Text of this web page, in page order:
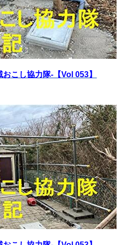
こし協力隊‐【Vol 053】